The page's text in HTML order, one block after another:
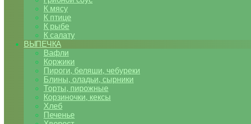
К мясу
К птице
К рыбе
К салату
ВЫПЕЧКА
Вафли
Коржики
Пироги, беляши, чебуреки
Блины, оладьи, сырники
Торты, пирожные
Корзиночки, кексы
Хлеб
Печенье